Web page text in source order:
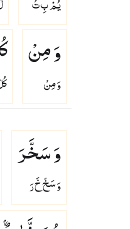
وَ مِنْ
وَ مِنْ
وَ سَخَّرَ
وَ سَخّ خَ رَ